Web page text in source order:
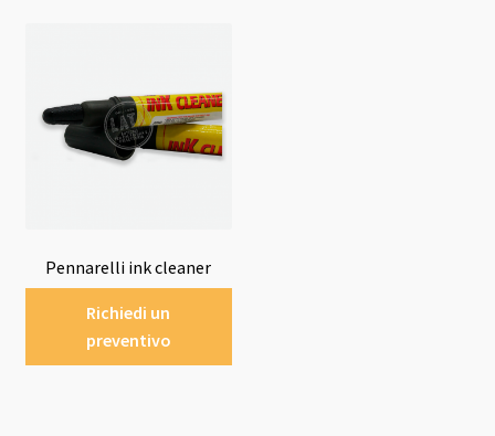
Pennarelli ink cleaner
Richiedi un
preventivo